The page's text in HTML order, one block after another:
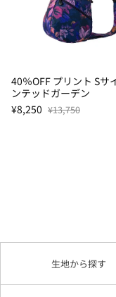
40％OFF プリント Sサ
ンテッドガーデン
¥8,250 ¥13,750
生地から探す